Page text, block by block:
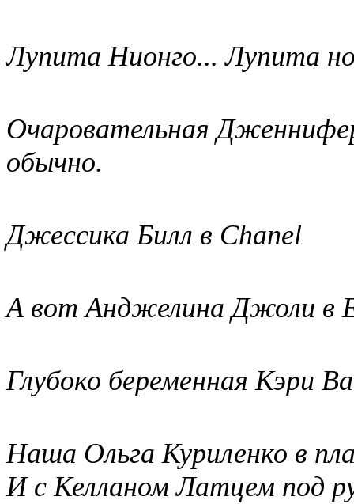
Лупита Нионго... Лупита
Очаровательная
обычно.
Джессика Билл в Chanel
А вот Анджелина Джоли в
Глубоко беременная Кэри
Наша Ольга Куриленко в
И с Келланом Латцем под